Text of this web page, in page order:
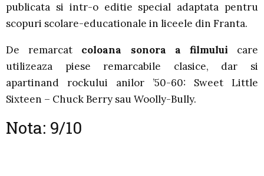
publicata si intr-o editie special adaptata pentru
scopuri scolare-educationale in liceele din Franta.
De remarcat coloana sonora a filmului care
utilizeaza piese remarcabile clasice, dar si
apartinand rockului anilor ’50-60: Sweet Little
Sixteen – Chuck Berry sau Woolly-Bully.
Nota: 9/10